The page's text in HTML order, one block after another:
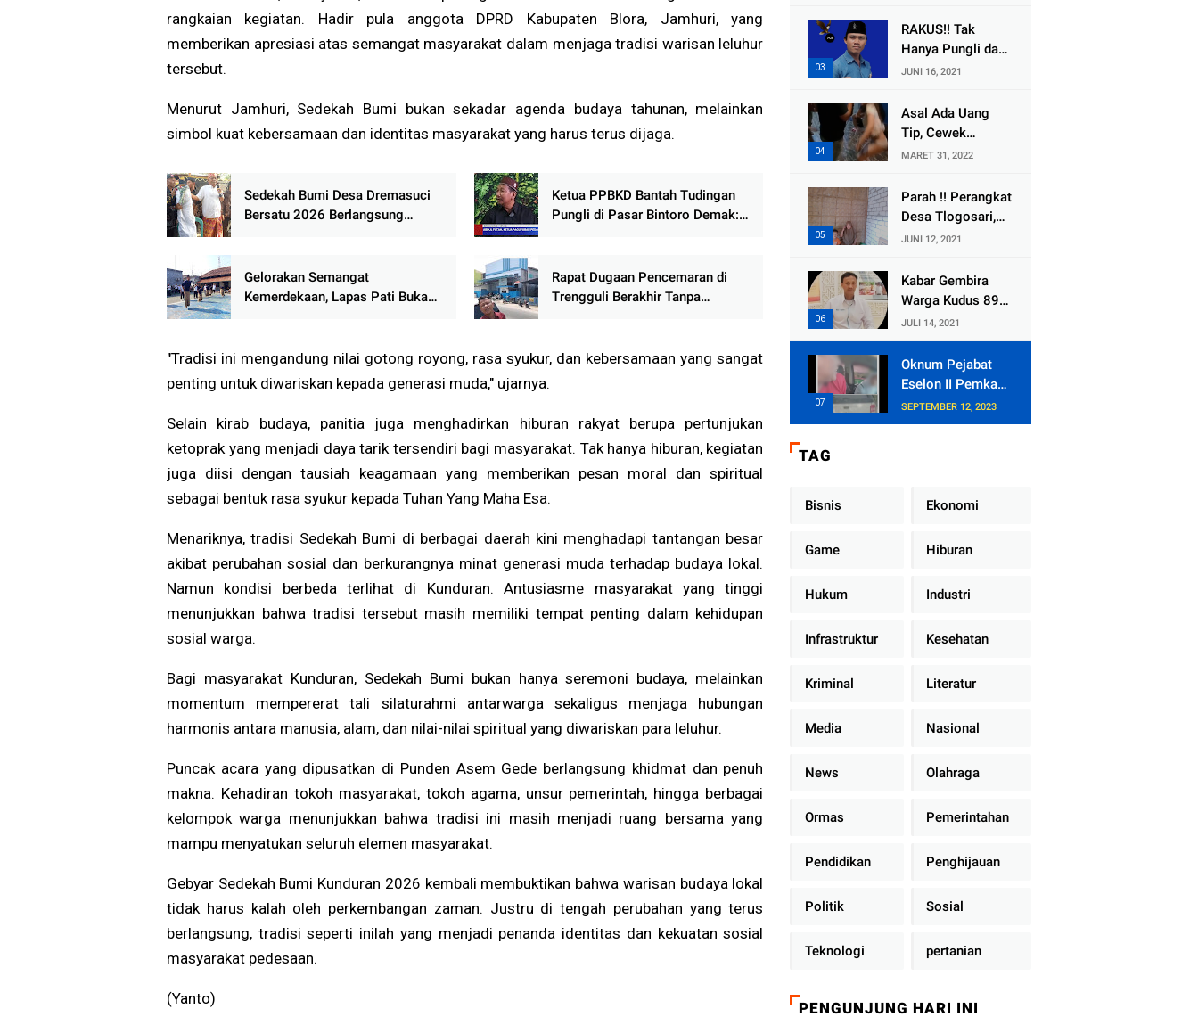
rangkaian kegiatan. Hadir pula anggota DPRD Kabupaten Blora, Jamhuri, yang
memberikan apresiasi atas semangat masyarakat dalam menjaga tradisi warisan leluhur
tersebut.
Menurut Jamhuri, Sedekah Bumi bukan sekadar agenda budaya tahunan, melainkan
simbol kuat kebersamaan dan identitas masyarakat yang harus terus dijaga.
Sedekah Bumi Desa Dremasuci
Bersatu 2026 Berlangsung
Ketua PPBKD Bantah Tudingan
Pungli di Pasar Bintoro Demak:
Gelorakan Semangat
Kemerdekaan, Lapas Pati Buka
Perlombaan
Rapat Dugaan Pencemaran di
Trengguli Berakhir Tanpa
"Tradisi ini mengandung nilai gotong royong, rasa syukur, dan kebersamaan yang sangat
penting untuk diwariskan kepada generasi muda," ujarnya.
Selain kirab budaya, panitia juga menghadirkan hiburan rakyat berupa pertunjukan
ketoprak yang menjadi daya tarik tersendiri bagi masyarakat. Tak hanya hiburan, kegiatan
juga diisi dengan tausiah keagamaan yang memberikan pesan moral dan spiritual
sebagai bentuk rasa syukur kepada Tuhan Yang Maha Esa.
Menariknya, tradisi Sedekah Bumi di berbagai daerah kini menghadapi tantangan besar
akibat perubahan sosial dan berkurangnya minat generasi muda terhadap budaya lokal.
Namun kondisi berbeda terlihat di Kunduran. Antusiasme masyarakat yang tinggi
menunjukkan bahwa tradisi tersebut masih memiliki tempat penting dalam kehidupan
sosial warga.
Bagi masyarakat Kunduran, Sedekah Bumi bukan hanya seremoni budaya, melainkan
momentum mempererat tali silaturahmi antarwarga sekaligus menjaga hubungan
harmonis antara manusia, alam, dan nilai-nilai spiritual yang diwariskan para leluhur.
Puncak acara yang dipusatkan di Punden Asem Gede berlangsung khidmat dan penuh
makna. Kehadiran tokoh masyarakat, tokoh agama, unsur pemerintah, hingga berbagai
kelompok warga menunjukkan bahwa tradisi ini masih menjadi ruang bersama yang
mampu menyatukan seluruh elemen masyarakat.
Gebyar Sedekah Bumi Kunduran 2026 kembali membuktikan bahwa warisan budaya lokal
tidak harus kalah oleh perkembangan zaman. Justru di tengah perubahan yang terus
berlangsung, tradisi seperti inilah yang menjadi penanda identitas dan kekuatan sosial
masyarakat pedesaan.
(Yanto)
Mengalami
Kecelakaan
RAKUS!! Tak
Hanya Pungli dan
Dana Bedah
Diembat, ,
Perangkat Desa
Selewengkan
Bantuan Mushola
JUNI 16, 2021
Asal Ada Uang
Tip, Cewek
Pemandu Karaoke
Bersedia Bugil
MARET 31, 2022
Parah !! Perangkat
Desa Tlogosari,
Kecamatan
Embat Dana Bedah
Rumah dari
JUNI 12, 2021
Kabar Gembira
Warga Kudus 89
Persen RT di
Kudus Zona Hijau
JULI 14, 2021
Oknum Pejabat
Eselon II Pemkab
Lampung Utara
Asik Ngobrol
Dinas
SEPTEMBER 12, 2023
TAG
Bisnis Ekonomi
Game Hiburan
Hukum Industri
Infrastruktur Kesehatan
Kriminal Literatur
Media Nasional
News Olahraga
Ormas Pemerintahan
Pendidikan Penghijauan
Politik Sosial
Teknologi pertanian
PENGUNJUNG HARI INI